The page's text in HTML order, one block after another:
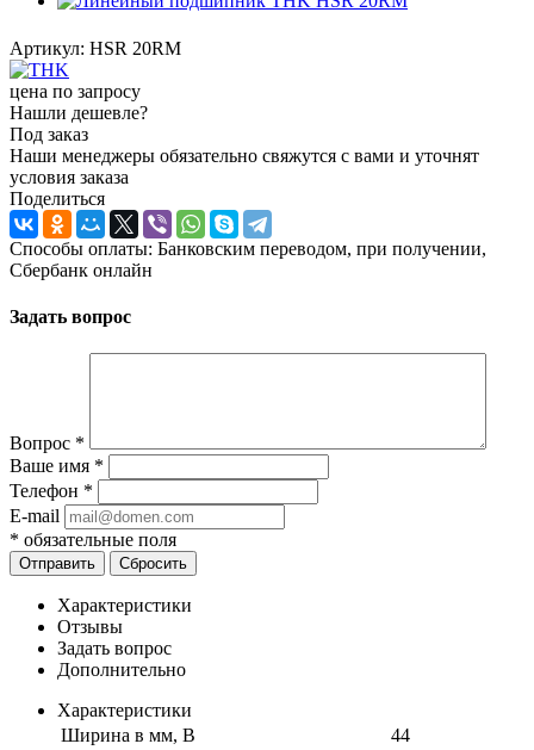
Артикул: HSR 20RM
цена по запросу
Нашли дешевле?
Под заказ
Наши менеджеры обязательно свяжутся с вами и уточнят
условия заказа
Поделиться
Способы оплаты: Банковским переводом, при получении,
Сбербанк онлайн
Задать вопрос
Вопрос *
Ваше имя *
Телефон *
E-mail
* обязательные поля
Отправить Сбросить
Характеристики
Отзывы
Задать вопрос
Дополнительно
Характеристики
Ширина в мм, B
44